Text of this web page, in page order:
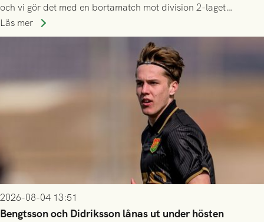
och vi gör det med en bortamatch mot division 2-laget
Husqvarna FF. Häng med och stötta grönsvart på plats!
Läs mer
2026-08-04 13:51
Bengtsson och Didriksson lånas ut under hösten